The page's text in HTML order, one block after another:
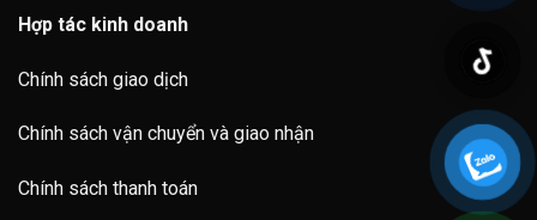
Hợp tác kinh doanh
Chính sách giao dịch
Chính sách vận chuyển và giao nhận
Chính sách thanh toán